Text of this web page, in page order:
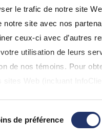
le trafic de notre site
site avec nos
ceux-ci avec d’autres
utilisation de leurs
de nos témoins. Pour
Web (incluant
de préférence